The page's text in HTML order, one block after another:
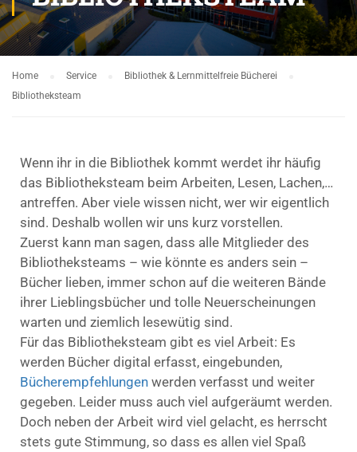
Home Service
Bibliothek & Lernmittelfreie Bücherei
Bibliotheksteam
Wenn ihr in die Bibliothek kommt werdet ihr häufig
das Bibliotheksteam beim Arbeiten, Lesen, Lachen,…
antreffen. Aber viele wissen nicht, wer wir eigentlich
sind. Deshalb wollen wir uns kurz vorstellen.
Zuerst kann man sagen, dass alle Mitglieder des
Bibliotheksteams – wie könnte es anders sein –
Bücher lieben, immer schon auf die weiteren Bände
ihrer Lieblingsbücher und tolle Neuerscheinungen
warten und ziemlich lesewütig sind.
Für das Bibliotheksteam gibt es viel Arbeit: Es
werden Bücher digital erfasst, eingebunden,
Bücherempfehlungen werden verfasst und weiter
gegeben. Leider muss auch viel aufgeräumt werden.
Doch neben der Arbeit wird viel gelacht, es herrscht
stets gute Stimmung, so dass es allen viel Spaß